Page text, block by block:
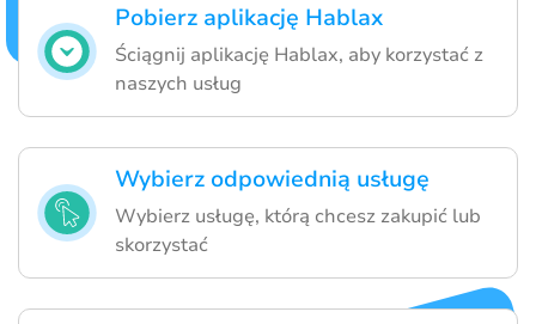
Pobierz aplikację Hablax
Ściągnij aplikację Hablax, aby korzystać z
naszych usług
Wybierz odpowiednią usługę
Wybierz usługę, którą chcesz zakupić lub
skorzystać